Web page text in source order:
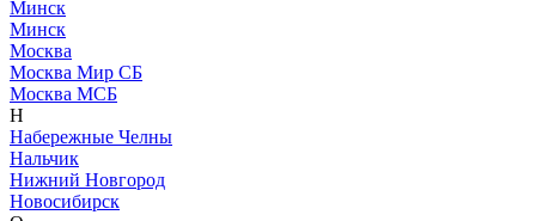
Минск
Минск
Москва
Москва Мир СБ
Москва МСБ
Н
Набережные Челны
Нальчик
Нижний Новгород
Новосибирск